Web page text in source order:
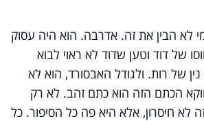
לא הבין את זה. אדרבה. הוא היה עסוק
של דוד וטען שדוד לא ראוי לבוא
של רות. ולגודל האבסורד, הוא לא
הכתם הזה הוא כתם זהב. לא רק
לא חיסרון, אלא היא פה כל הסיפור. כל